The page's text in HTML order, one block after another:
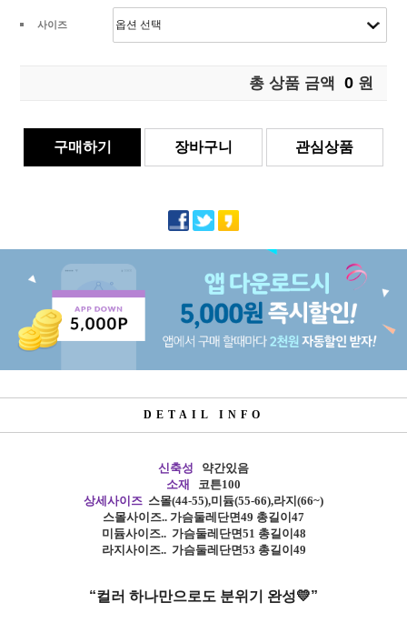
사이즈
총 상품 금액 0 원
구매하기 장바구니 관심상품
DETAIL INFO
신축성
약간있음
소재
코튼100
상세사이즈 스몰(44-55),미듐(55-66),라지 (66~)
스몰사이즈.. 가슴둘레단면49 총길이47
미듐사이즈.. 가슴둘레단면51 총길이48
라지사이즈.. 가슴둘레단면53 총길이49
“컬러 하나만으로도 분위기 완성💛”